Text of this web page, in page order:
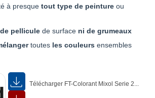
à presque tout type de peinture ou
pellicule de surface ni de grumeaux
toutes les couleurs ensembles
Télécharger FT-Colorant Mixol Serie 2...